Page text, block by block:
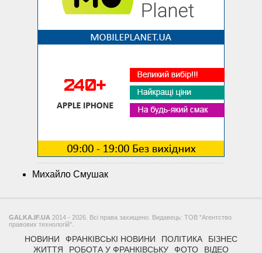
Михайло Смушак
GALKA.IF.UA 2014 - 2026. Всі права захищено. Видавець: ТОВ "Агентство
правових технологій".
НОВИНИ ФРАНКІВСЬКІ НОВИНИ ПОЛІТИКА
БІЗНЕС
ЖИТТЯ
РОБОТА У ФРАНКІВСЬКУ ФОТО ВІДЕО